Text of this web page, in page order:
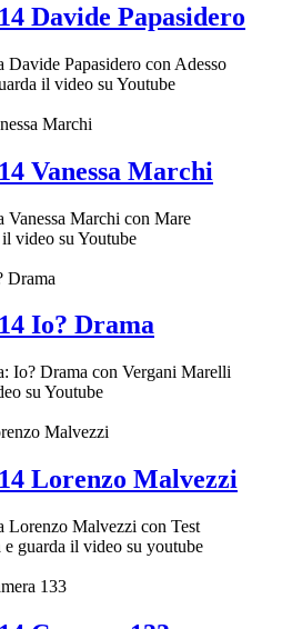
Davide Papasidero
Davide Papasidero con Adesso
il video su Youtube
Vanessa Marchi
Vanessa Marchi con Mare
video su Youtube
Io? Drama
Io? Drama con Vergani Marelli
su Youtube
Lorenzo Malvezzi
Lorenzo Malvezzi con Test
guarda il video su youtube